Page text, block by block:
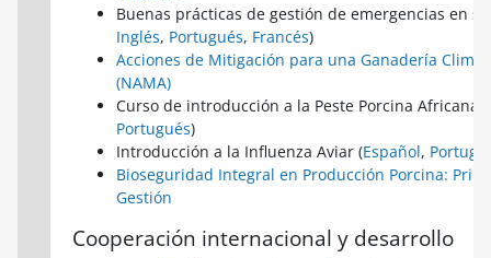
Buenas prácticas de gestión de emergencias en
Inglés, Portugués, Francés)
Acciones de Mitigación para una Ganadería
(NAMA)
Curso de introducción a la Peste Porcina Africana (
Portugués)
Introducción a la Influenza Aviar (Español,
Bioseguridad Integral en Producción Porcina:
Gestión
Cooperación internacional y desarrollo